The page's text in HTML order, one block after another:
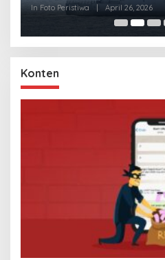
In Foto Peristiwa | April 26, 2026
Konten